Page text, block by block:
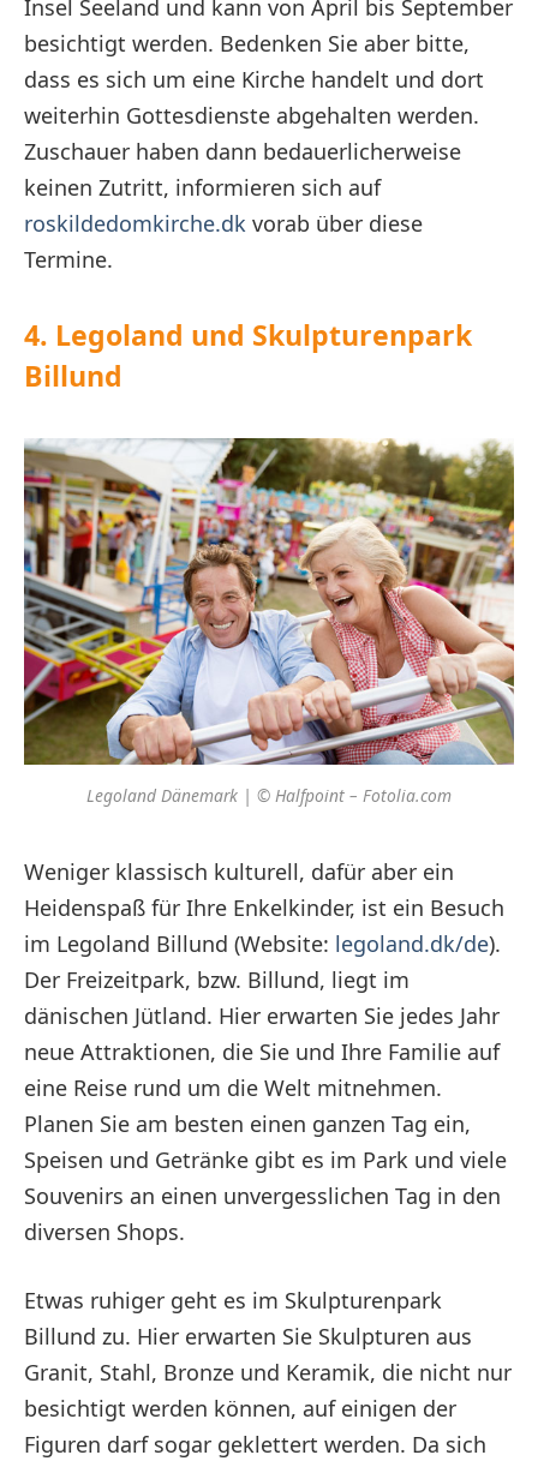
Insel Seeland und kann von April bis September
besichtigt werden. Bedenken Sie aber bitte,
dass es sich um eine Kirche handelt und dort
weiterhin Gottesdienste abgehalten werden.
Zuschauer haben dann bedauerlicherweise
keinen Zutritt, informieren sich auf
roskildedomkirche.dk vorab über diese
Termine.
4. Legoland und Skulpturenpark
Billund
Legoland Dänemark | © Halfpoint – Fotolia.com
Weniger klassisch kulturell, dafür aber ein
Heidenspaß für Ihre Enkelkinder, ist ein Besuch
im Legoland Billund (Website: legoland.dk/de).
Der Freizeitpark, bzw. Billund, liegt im
dänischen Jütland. Hier erwarten Sie jedes Jahr
neue Attraktionen, die Sie und Ihre Familie auf
eine Reise rund um die Welt mitnehmen.
Planen Sie am besten einen ganzen Tag ein,
Speisen und Getränke gibt es im Park und viele
Souvenirs an einen unvergesslichen Tag in den
diversen Shops.
Etwas ruhiger geht es im Skulpturenpark
Billund zu. Hier erwarten Sie Skulpturen aus
Granit, Stahl, Bronze und Keramik, die nicht nur
besichtigt werden können, auf einigen der
Figuren darf sogar geklettert werden. Da sich